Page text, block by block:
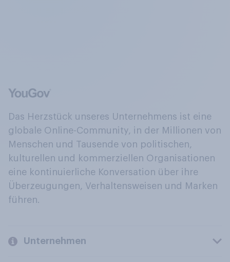
Das Herzstück unseres Unternehmens ist eine
globale Online-Community, in der Millionen von
Menschen und Tausende von politischen,
kulturellen und kommerziellen Organisationen
eine kontinuierliche Konversation über ihre
Überzeugungen, Verhaltensweisen und Marken
führen.
Unternehmen